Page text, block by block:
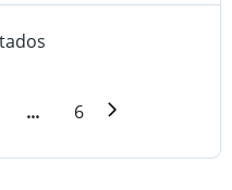
... 6